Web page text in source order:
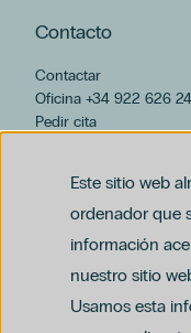
Este sitio web
ordenador que
información
nuestro sitio
Usamos esta
Contacto
Contactar
Oficina +34 922 626
Pedir cita